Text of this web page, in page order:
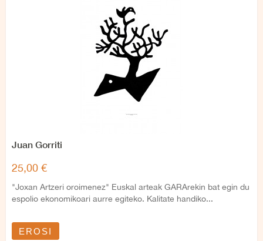
Juan Gorriti
25,00 €
"Joxan Artzeri oroimenez" Euskal arteak GARArekin bat egin du
espolio ekonomikoari aurre egiteko. Kalitate handiko...
EROSI